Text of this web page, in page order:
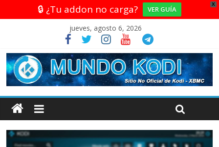
X
🔒 ¿Tu addon no carga? VER GUÍA
jueves, agosto 6, 2026